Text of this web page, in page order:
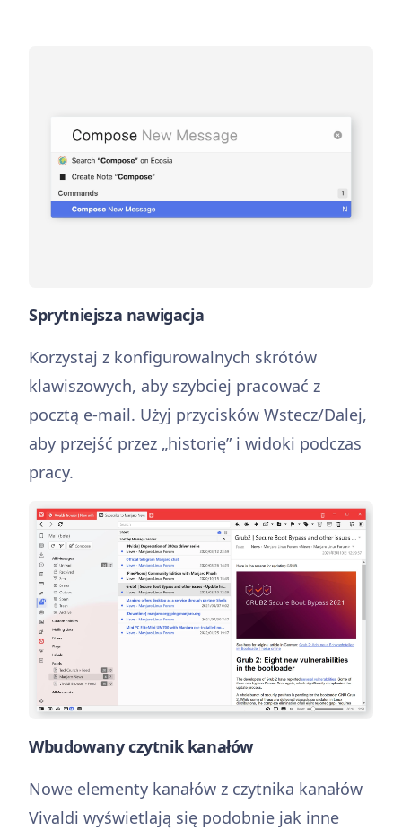
Sprytniejsza nawigacja
Korzystaj z konfigurowalnych skrótów
klawiszowych, aby szybciej pracować z
pocztą e-mail. Użyj przycisków Wstecz/Dalej,
aby przejść przez „historię” i widoki podczas
pracy.
Wbudowany czytnik kanałów
Nowe elementy kanałów z czytnika kanałów
Vivaldi wyświetlają się podobnie jak inne